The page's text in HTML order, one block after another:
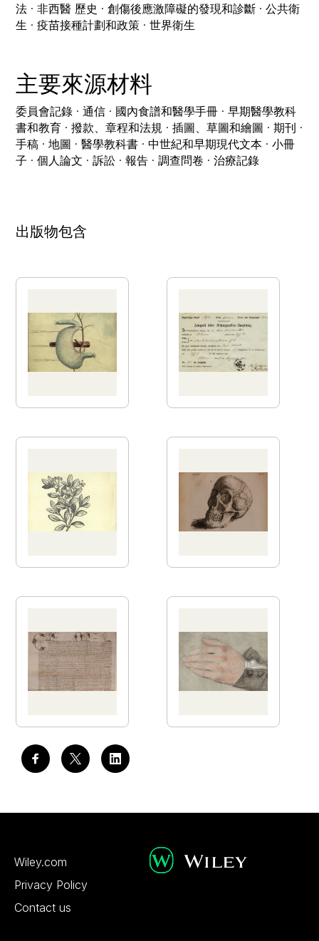
法 · 非西醫 歷史 · 創傷後應激障礙的發現和診斷 · 公共衛
生 · 疫苗接種計劃和政策 · 世界衛生
主要來源材料
委員會記錄 · 通信 · 國內食譜和醫學手冊 · 早期醫學教科
書和教育 · 撥款、章程和法規 · 插圖、草圖和繪圖 · 期刊 ·
手稿 · 地圖 · 醫學教科書 · 中世紀和早期現代文本 · 小冊
子 · 個人論文 · 訴訟 · 報告 · 調查問卷 · 治療記錄
出版物包含
Wiley.com
Privacy Policy
Contact us